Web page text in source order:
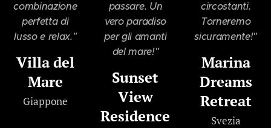
combinazione
perfetta di
lusso e relax."
Villa del
Mare
Giappone
passare. Un
vero paradiso
per gli amanti
del mare!"
Sunset
View
Residence
circostanti.
Torneremo
sicuramente!"
Marina
Dreams
Retreat
Svezia